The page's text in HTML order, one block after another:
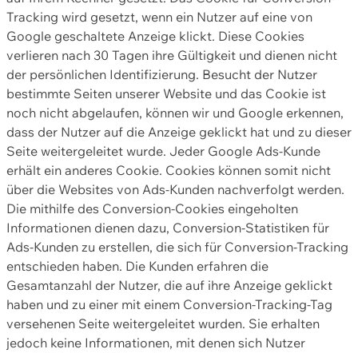
Tracking wird gesetzt, wenn ein Nutzer auf eine von
Google geschaltete Anzeige klickt. Diese Cookies
verlieren nach 30 Tagen ihre Gültigkeit und dienen nicht
der persönlichen Identifizierung. Besucht der Nutzer
bestimmte Seiten unserer Website und das Cookie ist
noch nicht abgelaufen, können wir und Google erkennen,
dass der Nutzer auf die Anzeige geklickt hat und zu dieser
Seite weitergeleitet wurde. Jeder Google Ads-Kunde
erhält ein anderes Cookie. Cookies können somit nicht
über die Websites von Ads-Kunden nachverfolgt werden.
Die mithilfe des Conversion-Cookies eingeholten
Informationen dienen dazu, Conversion-Statistiken für
Ads-Kunden zu erstellen, die sich für Conversion-Tracking
entschieden haben. Die Kunden erfahren die
Gesamtanzahl der Nutzer, die auf ihre Anzeige geklickt
haben und zu einer mit einem Conversion-Tracking-Tag
versehenen Seite weitergeleitet wurden. Sie erhalten
jedoch keine Informationen, mit denen sich Nutzer